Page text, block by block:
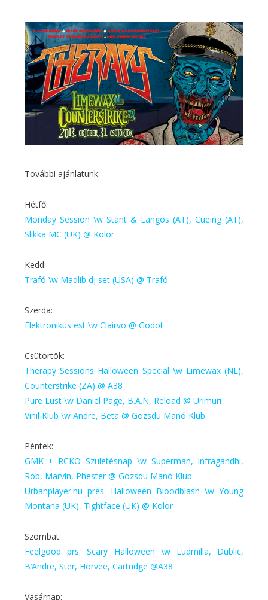
További ajánlatunk:
Hétfő:
Monday Session \w Stant & Langos (AT), Cueing (AT),
Slikka MC (UK) @ Kolor
Kedd:
Trafó \w Madlib dj set (USA) @ Trafó
Szerda:
Elektronikus est \w Clairvo @ Godot
Csütörtök:
Therapy Sessions Halloween Special \w Limewax (NL),
Counterstrike (ZA) @ A38
Pure Lust \w Daniel Page, B.A.N, Reload @ Urimuri
Vinil Klub \w Andre, Beta @ Gozsdu Manó Klub
Péntek:
GMK + RCKO Születésnap \w Superman, Infragandhi,
Rob, Marvin, Phester @ Gozsdu Manó Klub
Urbanplayer.hu pres. Halloween Bloodblash \w Young
Montana (UK), Tightface (UK) @ Kolor
Szombat:
Feelgood prs. Scary Halloween \w Ludmilla, Dublic,
B’Andre, Ster, Horvee, Cartridge @A38
Vasárnap: